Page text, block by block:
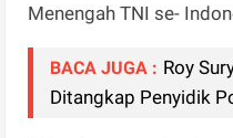
Menengah TNI se-
BACA JUGA : Roy
Ditangkap Penyidik